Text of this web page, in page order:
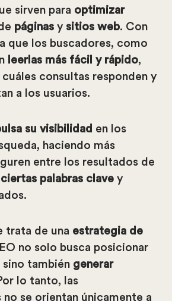
sirven para optimizar
páginas y sitios web. Con
que los buscadores, como
leerlas más fácil y rápido,
consultas responden y
a los usuarios.
su visibilidad en los
haciendo más
entre los resultados de
ciertas palabras clave y
trata de una estrategia de
no solo busca posicionar
sino también generar
lo tanto, las
se orientan únicamente a